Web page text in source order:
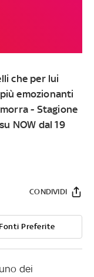
che per lui
emozionanti
- Stagione
NOW dal 19
Fonti Preferite
CONDIVIDI
dei